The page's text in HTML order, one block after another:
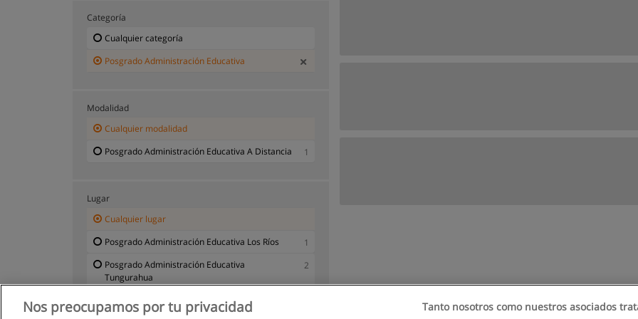
Categoría
Cualquier categoría
Posgrado Administración Educativa
Modalidad
Cualquier modalidad
Posgrado Administración Educativa A Distancia
1
Lugar
Cualquier lugar
Posgrado Administración Educativa Los Ríos
1
Posgrado Administración Educativa
Tungurahua
2
Nos preocupamos por tu privacidad
Tanto nosotros como nuestros asociados